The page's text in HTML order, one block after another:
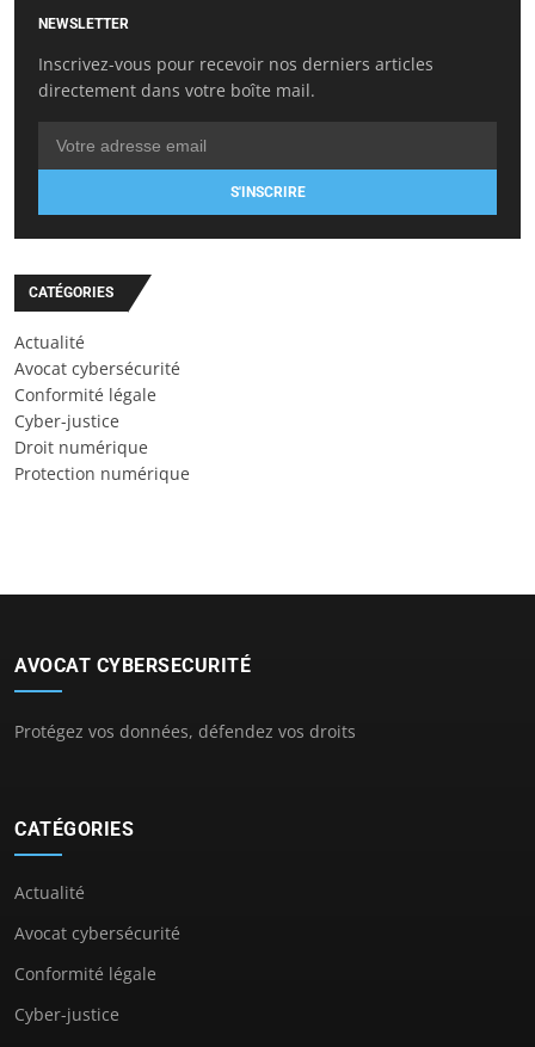
NEWSLETTER
Inscrivez-vous pour recevoir nos derniers articles
directement dans votre boîte mail.
S'INSCRIRE
CATÉGORIES
Actualité
Avocat cybersécurité
Conformité légale
Cyber-justice
Droit numérique
Protection numérique
AVOCAT CYBERSECURITÉ
Protégez vos données, défendez vos droits
CATÉGORIES
Actualité
Avocat cybersécurité
Conformité légale
Cyber-justice